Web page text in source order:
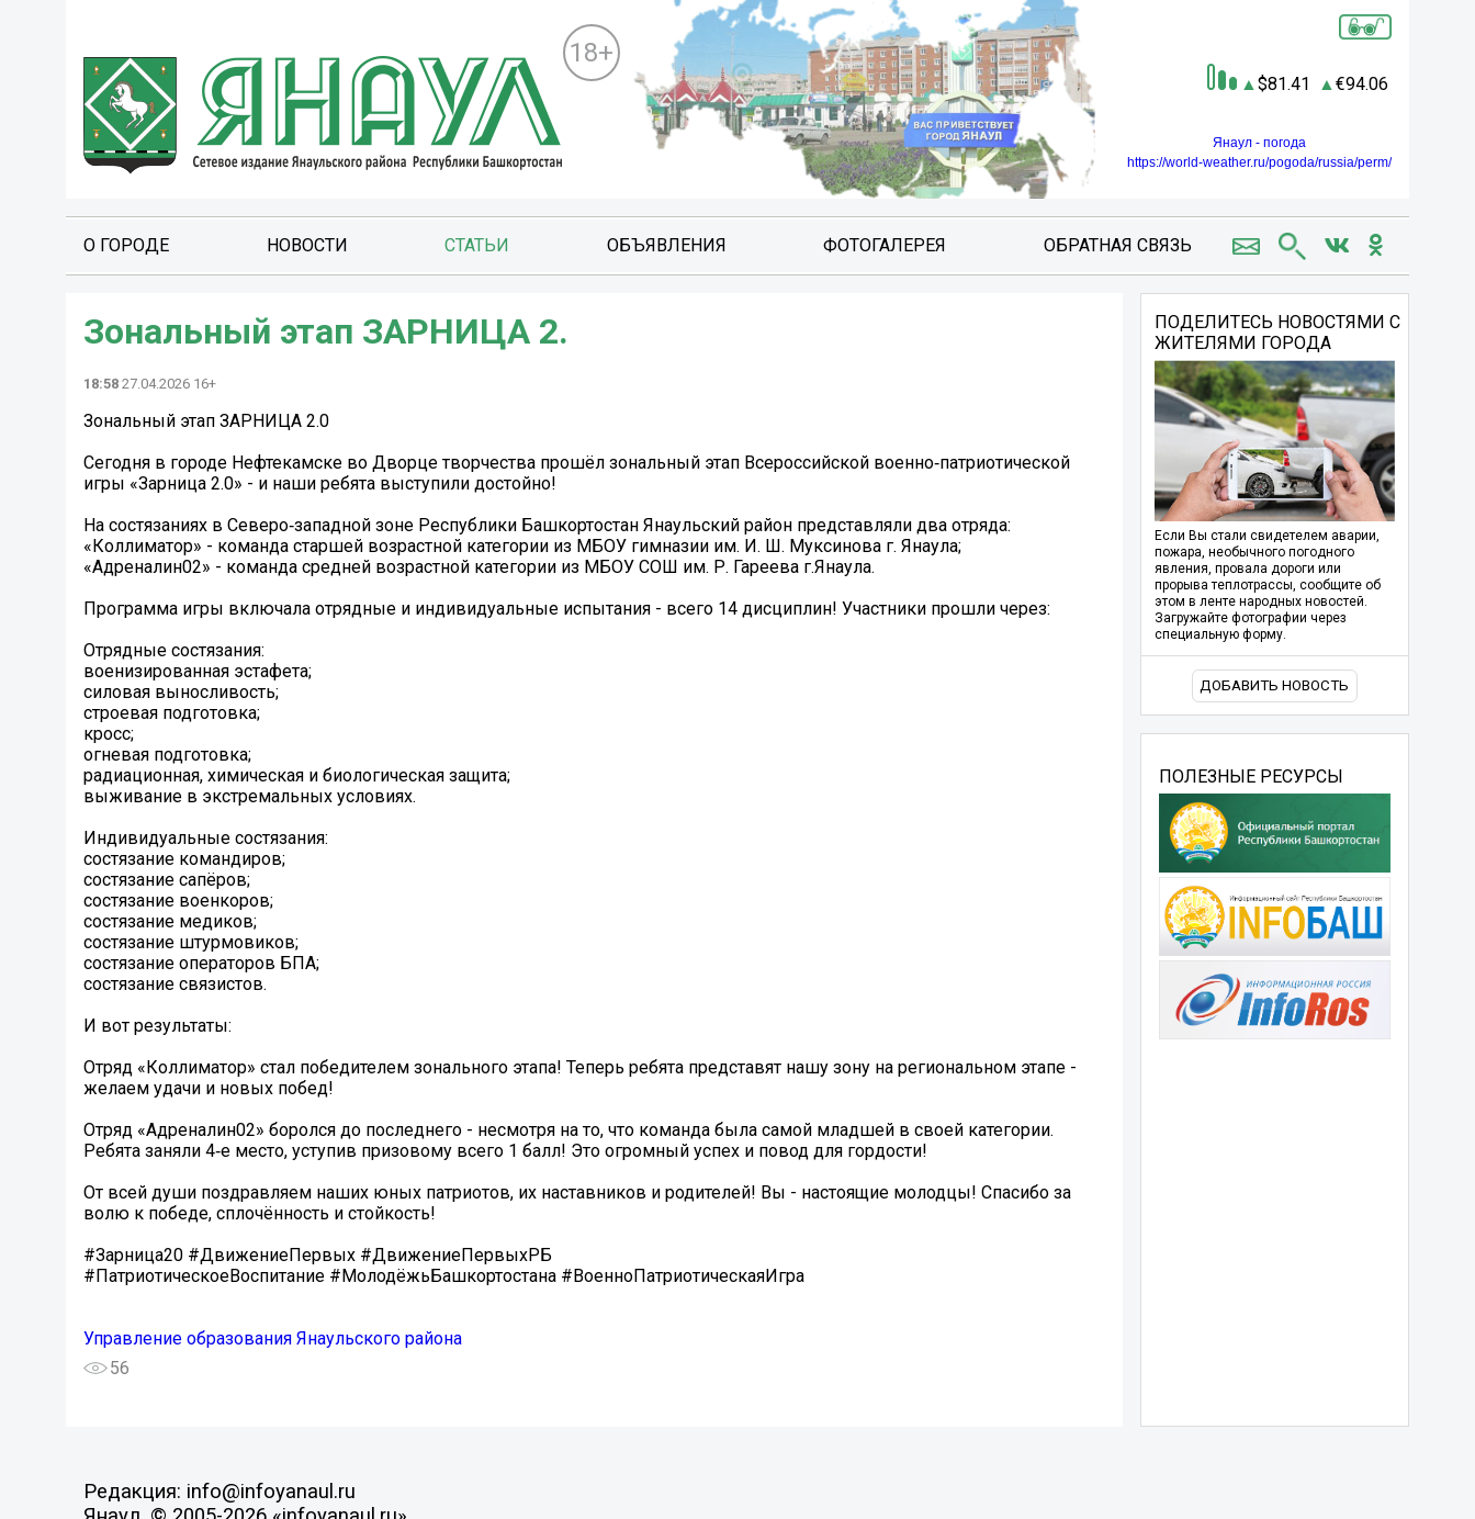
18+
81.41 94.06
Янаул - погода
https://world-weather.ru/pogoda/russia/perm/
О ГОРОДЕ НОВОСТИ СТАТЬИ ОБЪЯВЛЕНИЯ ФОТОГАЛЕРЕЯ ОБРАТНАЯ СВЯЗЬ
Зональный этап ЗАРНИЦА 2.
18:58 27.04.2026 16+
Зональный этап ЗАРНИЦА 2.0
Сегодня в городе Нефтекамске во Дворце творчества прошёл зональный этап Всероссийской военно‑патриотической
игры «Зарница 2.0» - и наши ребята выступили достойно!
На состязаниях в Северо‑западной зоне Республики Башкортостан Янаульский район представляли два отряда:
«Коллиматор» - команда старшей возрастной категории из МБОУ гимназии им. И. Ш. Муксинова г. Янаула;
«Адреналин02» - команда средней возрастной категории из МБОУ СОШ им. Р. Гареева г.Янаула.
Программа игры включала отрядные и индивидуальные испытания - всего 14 дисциплин! Участники прошли через:
Отрядные состязания:
военизированная эстафета;
силовая выносливость;
строевая подготовка;
кросс;
огневая подготовка;
радиационная, химическая и биологическая защита;
выживание в экстремальных условиях.
Индивидуальные состязания:
состязание командиров;
состязание сапёров;
состязание военкоров;
состязание медиков;
состязание штурмовиков;
состязание операторов БПА;
состязание связистов.
И вот результаты:
Отряд «Коллиматор» стал победителем зонального этапа! Теперь ребята представят нашу зону на региональном этапе -
желаем удачи и новых побед!
Отряд «Адреналин02» боролся до последнего - несмотря на то, что команда была самой младшей в своей категории.
Ребята заняли 4‑е место, уступив призовому всего 1 балл! Это огромный успех и повод для гордости!
От всей души поздравляем наших юных патриотов, их наставников и родителей! Вы - настоящие молодцы! Спасибо за
волю к победе, сплочённость и стойкость!
#Зарница20 #ДвижениеПервых #ДвижениеПервыхРБ
#ПатриотическоеВоспитание #МолодёжьБашкортостана #ВоенноПатриотическаяИгра
Управление образования Янаульского района
56
ПОДЕЛИТЕСЬ НОВОСТЯМИ С
ЖИТЕЛЯМИ ГОРОДА
Если Вы стали свидетелем аварии,
пожара, необычного погодного
явления, провала дороги или
прорыва теплотрассы, сообщите об
этом в ленте народных новостей.
Загружайте фотографии через
специальную форму.
ДОБАВИТЬ НОВОСТЬ
ПОЛЕЗНЫЕ РЕСУРСЫ
Редакция: info@infoyanaul.ru